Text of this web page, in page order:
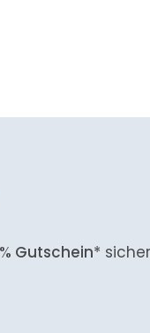
Gutschein*